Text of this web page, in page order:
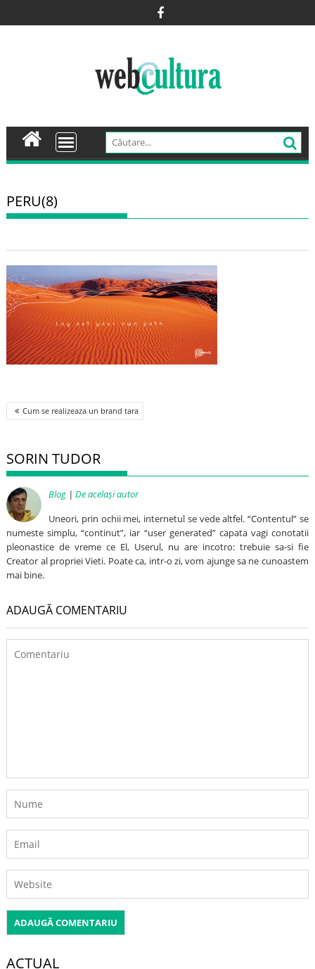
to
PERU(8)
Post
navigation
Cum se realizeaza un brand tara
SORIN TUDOR
Blog |De același autor
Uneori, prin ochii mei, internetul se vede altfel. “Contentul” se
numeste simplu, “continut”, iar “user generated” capata vagi conotatii
pleonastice de vreme ce El, Userul, nu are incotro: trebuie sa-si fie
Creator al propriei Vieti. Poate ca, intr-o zi, vom ajunge sa ne cunoastem
mai bine.
ADAUGĂ COMENTARIU
ACTUAL